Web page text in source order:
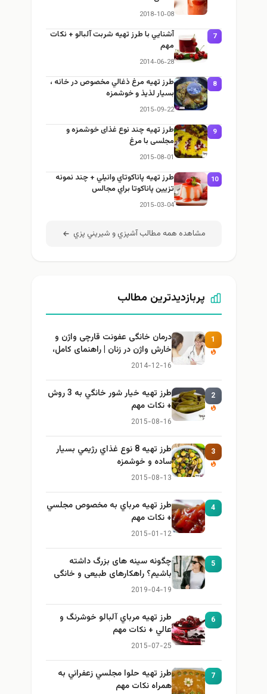
2018-10-08
آشنايي با طرز تهيه شربت آلبالو + نكات
مهم
2014-06-28
طرز تهيه مرغ ذغالي مخصوص در خانه ،
بسيار لذيذ و خوشمزه
2015-09-22
طرز تهيه چند نوع غذای خوشمزه و
مجلسی با مرغ
2015-08-01
طرز تهيه پاناكوتاي وانيلي + چند نمونه
تزيين پاناكوتا براي مجالس
2015-03-04
مشاهده همه مطالب آشپزي و شيريني پزي
پربازدیدترین مطالب
درمان خانگی عفونت قارچی واژن و
خارش واژن در زنان | راهنمای کامل،
ایمن و کاربردی
2014-12-16
طرز تهيه خیار شور خانگي به 3 روش
+ نكات مهم
2015-08-16
طرز تهيه 8 نوع غذاي رژيمي بسيار
ساده و خوشمزه
2015-08-13
طرز تهيه مرباي به مخصوص مجلسي
+ نكات مهم
2015-01-12
چگونه سینه های بزرگ داشته
باشیم؟ راهکارهای طبیعی و خانگی
برای بزرگ کردن سینه
2019-04-19
طرز تهيه مرباي آلبالو خوشرنگ و
عالي + نكات مهم
2015-07-25
طرز تهيه حلوا مجلسي زعفراني به
همراه نكات مهم